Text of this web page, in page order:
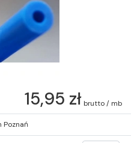
15,95 zł brutto / mb
Poznań